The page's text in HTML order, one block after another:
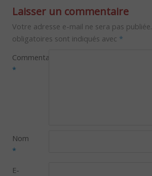
Laisser un commentaire
Votre adresse e-mail ne sera pas publiée.
obligatoires sont indiqués avec *
Commentaire
*
Nom
*
E-